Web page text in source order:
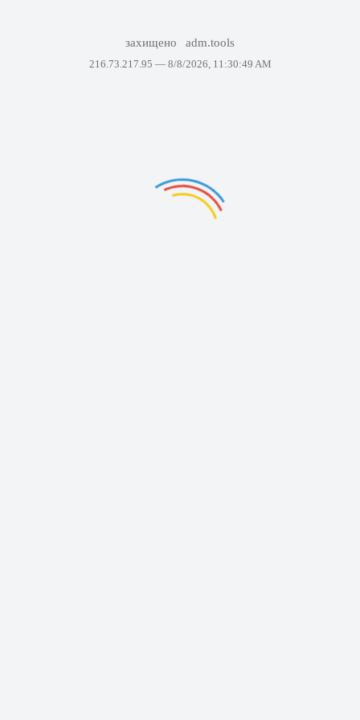
захищено adm.tools
216.73.217.95 — 8/8/2026, 11:30:49 AM